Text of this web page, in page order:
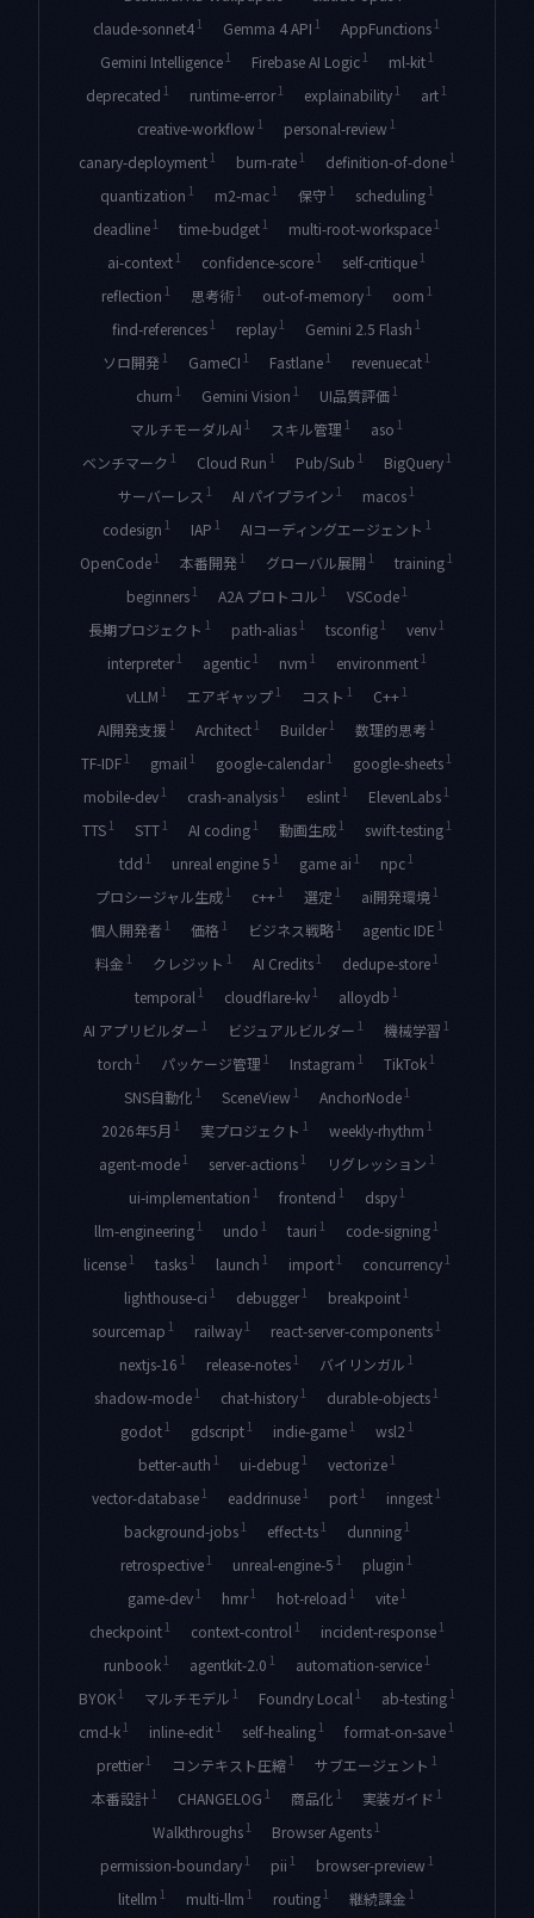
claude-sonnet4 1 Gemma 4 API 1 AppFunctions 1
Gemini Intelligence 1 Firebase AI Logic 1 ml-kit 1
deprecated 1 runtime-error 1 explainability 1 art 1
creative-workflow 1 personal-review 1
canary-deployment 1 burn-rate 1 definition-of-done 1
quantization 1 m2-mac 1 保守 1 scheduling 1
deadline 1 time-budget 1 multi-root-workspace 1
ai-context 1 confidence-score 1 self-critique 1
reflection 1 思考術 1 out-of-memory 1 oom 1
find-references 1 replay 1 Gemini 2.5 Flash 1
ソロ開発 1 GameCI 1 Fastlane 1 revenuecat 1
churn 1 Gemini Vision 1 UI品質評価 1
マルチモーダルAI 1 スキル管理 1 aso 1
ベンチマーク 1 Cloud Run 1 Pub/Sub 1 BigQuery 1
サーバーレス 1 AI パイプライン 1 macos 1
codesign 1 IAP 1 AIコーディングエージェント 1
OpenCode 1 本番開発 1 グローバル展開 1 training 1
beginners 1 A2A プロトコル 1 VSCode 1
長期プロジェクト 1 path-alias 1 tsconfig 1 venv 1
interpreter 1 agentic 1 nvm 1 environment 1
vLLM 1 エアギャップ 1 コスト 1 C++ 1
AI開発支援 1 Architect 1 Builder 1 数理的思考 1
TF-IDF 1 gmail 1 google-calendar 1 google-sheets 1
mobile-dev 1 crash-analysis 1 eslint 1 ElevenLabs 1
TTS 1 STT 1 AI coding 1 動画生成 1 swift-testing 1
tdd 1 unreal engine 5 1 game ai 1 npc 1
プロシージャル生成 1 c++ 1 選定 1 ai開発環境 1
個人開発者 1 価格 1 ビジネス戦略 1 agentic IDE 1
料金 1 クレジット 1 AI Credits 1 dedupe-store 1
temporal 1 cloudflare-kv 1 alloydb 1
AI アプリビルダー 1 ビジュアルビルダー 1 機械学習 1
torch 1 パッケージ管理 1 Instagram 1 TikTok 1
SNS自動化 1 SceneView 1 AnchorNode 1
2026年5月 1 実プロジェクト 1 weekly-rhythm 1
agent-mode 1 server-actions 1 リグレッション 1
ui-implementation 1 frontend 1 dspy 1
llm-engineering 1 undo 1 tauri 1 code-signing 1
license 1 tasks 1 launch 1 import 1 concurrency 1
lighthouse-ci 1 debugger 1 breakpoint 1
sourcemap 1 railway 1 react-server-components 1
nextjs-16 1 release-notes 1 バイリンガル 1
shadow-mode 1 chat-history 1 durable-objects 1
godot 1 gdscript 1 indie-game 1 wsl2 1
better-auth 1 ui-debug 1 vectorize 1
vector-database 1 eaddrinuse 1 port 1 inngest 1
background-jobs 1 effect-ts 1 dunning 1
retrospective 1 unreal-engine-5 1 plugin 1
game-dev 1 hmr 1 hot-reload 1 vite 1
checkpoint 1 context-control 1 incident-response 1
runbook 1 agentkit-2.0 1 automation-service 1
BYOK 1 マルチモデル 1 Foundry Local 1 ab-testing 1
cmd-k 1 inline-edit 1 self-healing 1 format-on-save 1
prettier 1 コンテキスト圧縮 1 サブエージェント 1
本番設計 1 CHANGELOG 1 商品化 1 実装ガイド 1
Walkthroughs 1 Browser Agents 1
permission-boundary 1 pii 1 browser-preview 1
litellm 1 multi-llm 1 routing 1 継続課金 1